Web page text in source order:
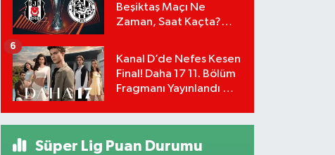
Beşiktaş Maçı Ne
Zaman, Saat Kaçta?
Detayları!
Kanal D’de Nefes Kesen
Final! Daha 17 11. Bölüm
Fragmanı Yayınlandı Mı?
6
Süper Lig Puan Durumu